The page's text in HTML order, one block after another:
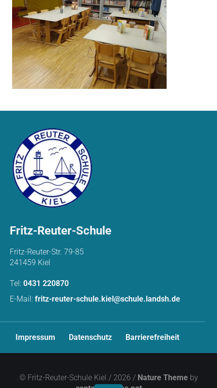
Fritz-Reuter-Schule
Fritz-Reuter-Str. 79-85
241459 Kiel
Tel: 0431 220870
E-Mail: fritz-reuter-schule.kiel@schule.landsh.de
v
Impressum Datenschutz Barrierefreiheit
© Fritz-Reuter-Schule Kiel / 2026 / Nature Themeby